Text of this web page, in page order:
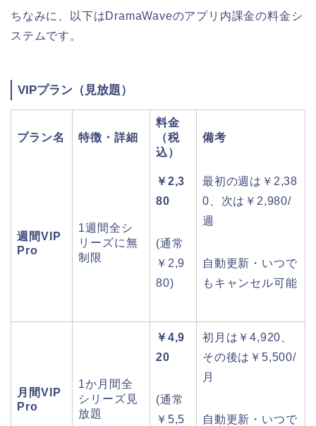
ちなみに、以下はDramaWaveのアプリ内課金の料金シ
ステムです。
VIPプラン（見放題）
プラン名 特徴・詳細
料金
（税
込）
備考
週間VIP
Pro
1週間全シ
リーズに無
制限
￥2,3
80
(通常
￥2,9
80)
最初の週は￥2,38
0、次は￥2,980/
週
自動更新・いつで
もキャンセル可能
月間VIP
Pro
1か月間全
シリーズ見
放題
￥4,9
20
(通常
￥5,5
初月は￥4,920、
その後は￥5,500/
月
自動更新・いつで